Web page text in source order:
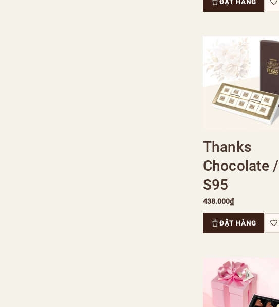
ĐẶT HÀNG
Thanks
Chocolate /
S95
438.000₫
ĐẶT HÀNG